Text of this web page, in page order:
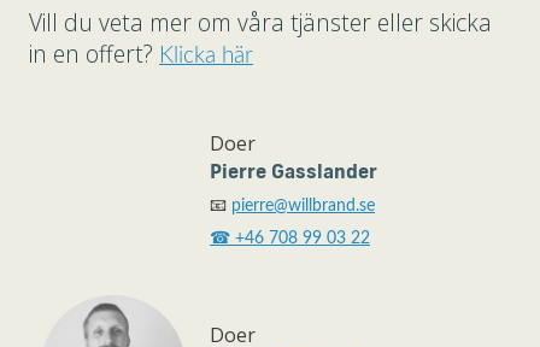
Vill du veta mer om våra tjänster eller skicka
in en offert? Klicka här
Doer
Pierre Gasslander
📧 pierre@willbrand.se
☎ +46 708 99 03 22
Doer